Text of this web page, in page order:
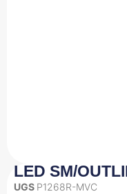
LED SM/
UGS P1268R-MVC